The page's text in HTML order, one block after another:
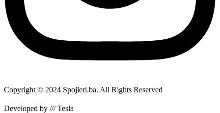
Copyright © 2024 Spojleri.ba. All Rights Reserved
Developed by /// Tesla